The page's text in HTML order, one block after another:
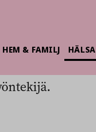
HEM & FAMILJ HÄLSA